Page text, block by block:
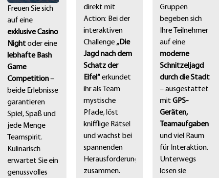
Freuen Sie sich
auf eine
exklusive Casino
Nightoder eine
lebhafte Bash
Game
Competition–
beide Erlebnisse
garantieren
Spiel, Spaß und
jede Menge
Teamspirit.
Kulinarisch
erwartet Sie ein
genussvolles
direkt mit
Action: Bei der
interaktiven
Challenge„Die
Jagd nach dem
Schatz der
Eifel“erkundet
ihr als Team
mystische
Pfade, löst
knifflige Rätsel
und wachst bei
spannenden
Herausforderungen
zusammen.
Gruppen
begeben sich
Ihre Teilnehmer
auf eine
moderne
Schnitzeljagd
durch die Stadt
– ausgestattet
mit GPS-
Geräten,
Teamaufgaben
und viel Raum
für Interaktion.
Unterwegs
lösen sie